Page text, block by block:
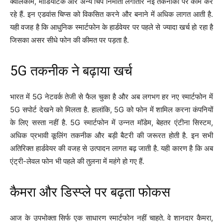
रहे हैं. इन एडवांस चिप्स को विकसित करने और बनाने में अधिक लागत आती है.
यही वजह है कि आधुनिक स्मार्टफोन के हार्डवेयर पर पहले से ज्यादा खर्च हो रहा है
जिसका असर सीधे फोन की कीमत पर पड़ता है.
5G तकनीक ने बढ़ाया खर्च
भारत में 5G नेटवर्क तेजी से फैल चुका है और अब लगभग हर नए स्मार्टफोन में
5G सपोर्ट देखने को मिलता है. हालांकि, 5G को फोन में शामिल करना कंपनियों
के लिए सस्ता नहीं है. 5G स्मार्टफोन में उन्नत मॉडेम, बेहतर एंटीना सिस्टम,
अधिक प्रभावी कूलिंग तकनीक और बड़ी बैटरी की जरूरत होती है. इन सभी
अतिरिक्त हार्डवेयर की वजह से उत्पादन लागत बढ़ जाती है. यही कारण है कि अब
एंट्री-लेवल फोन भी पहले की तुलना में महंगे हो गए हैं.
कैमरा और डिस्प्ले पर बढ़ता फोकस
आज के उपभोक्ता सिर्फ एक साधारण स्मार्टफोन नहीं चाहते. वे शानदार कैमरा,